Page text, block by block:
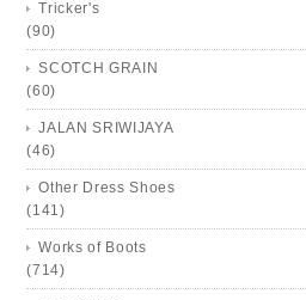
Tricker's
(90)
SCOTCH GRAIN
(60)
JALAN SRIWIJAYA
(46)
Other Dress Shoes
(141)
Works of Boots
(714)